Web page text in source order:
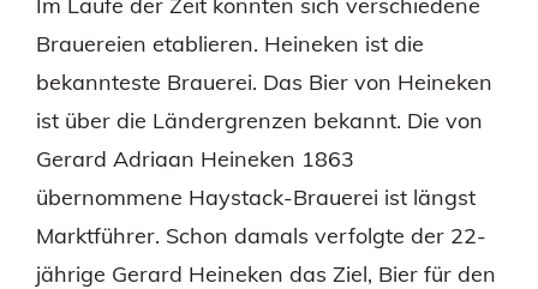
Brauereien etablieren. Heineken ist die
bekannteste Brauerei. Das Bier von Heineken
ist über die Ländergrenzen bekannt. Die von
Gerard Adriaan Heineken 1863
übernommene Haystack-Brauerei ist längst
Marktführer. Schon damals verfolgte der 22-
jährige Gerard Heineken das Ziel, Bier für den